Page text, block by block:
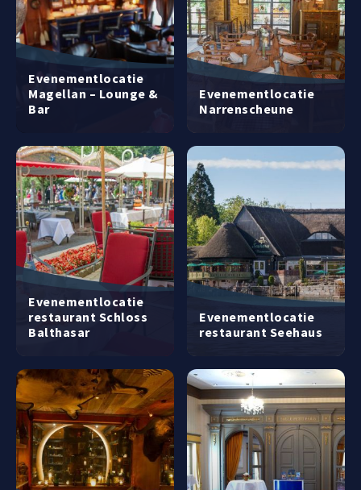
Evenementlocatie
Magellan – Lounge &
Bar
Evenementlocatie
Narrenscheune
Evenementlocatie
restaurant Schloss
Balthasar
Evenementlocatie
restaurant Seehaus